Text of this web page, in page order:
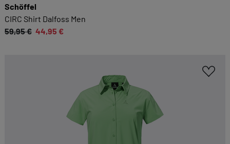
Schöffel
CIRC Shirt Dalfoss Men
59,95 € 44,95 €